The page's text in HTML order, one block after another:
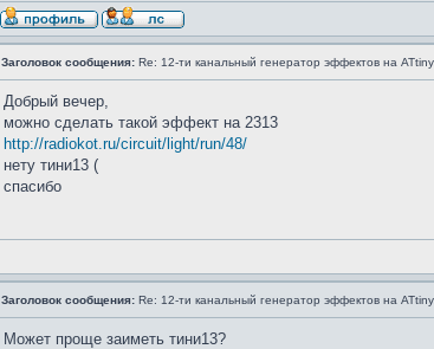
Заголовок сообщения: Re: 12-ти канальный генератор эффектов на
Добрый вечер,
можно сделать такой эффект на 2313
http://radiokot.ru/circuit/light/run/48/
нету тини13 (
спасибо
Заголовок сообщения: Re: 12-ти канальный генератор эффектов на
Может проще заиметь тини13?